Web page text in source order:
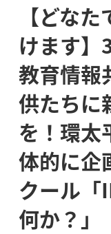
【どな
けます
教育情報
供たちに
を！環太
体的に企
クール「
何か？」